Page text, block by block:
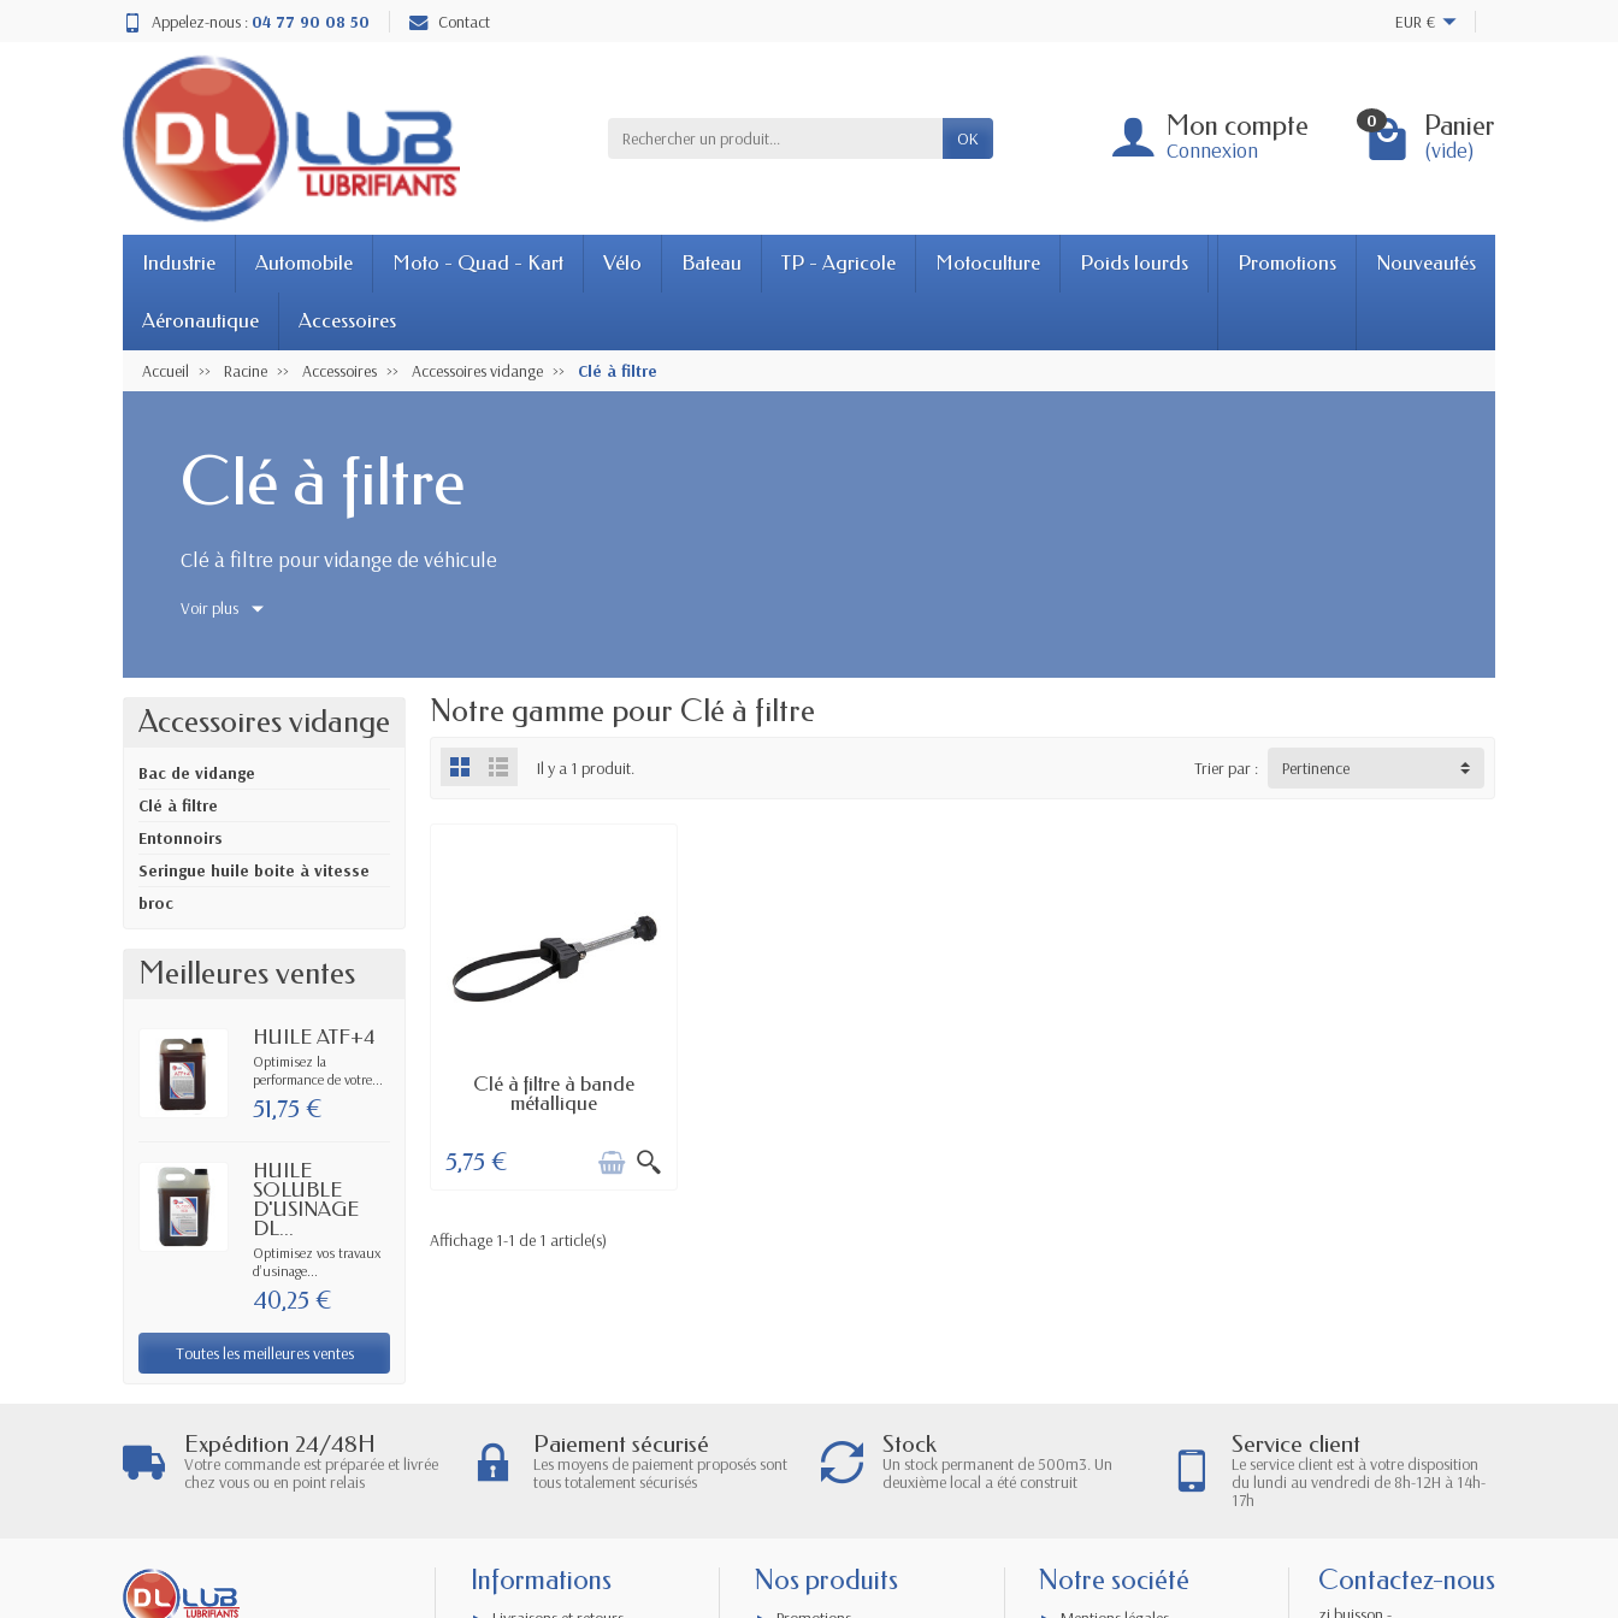
Appelez-nous : 04 77 90 08 50 Contact EUR €
OK Mon compte
Connexion
0 Panier
(vide)
Industrie Automobile Moto - Quad - Kart Vélo Bateau TP - Agricole Motoculture Poids lourds
Aéronautique Accessoires
Promotions Nouveautés
Accueil Racine Accessoires Accessoires vidange Clé à filtre
Clé à filtre
Clé à filtre pour vidange de véhicule
Voir plus
Accessoires vidange
Bac de vidange
Clé à filtre
Entonnoirs
Seringue huile boite à vitesse
broc
Meilleures ventes
HUILE ATF+4
Optimisez la
performance de votre...
51,75 €
HUILE
SOLUBLE
D'USINAGE
DL...
Optimisez vos travaux
d’usinage...
40,25 €
Toutes les meilleures ventes
Notre gamme pour Clé à filtre
Il y a 1 produit. Trier par : Pertinence
RUPTURE DE STOCK
Clé à filtre à bande
métallique
5,75 €
Affichage 1-1 de 1 article(s)
Expédition 24/48H
Votre commande est préparée et livrée
chez vous ou en point relais
Paiement sécurisé
Les moyens de paiement proposés sont
tous totalement sécurisés
Stock
Un stock permanent de 500m3. Un
deuxième local a été construit
Service client
Le service client est à votre disposition
du lundi au vendredi de 8h-12H à 14h-
17h
Informations Nos produits Notre société Contactez-nous